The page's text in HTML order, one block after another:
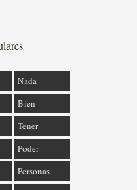
Nada
Bien
Tener
Poder
Personas